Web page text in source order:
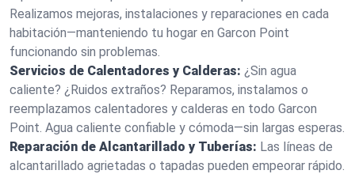
Realizamos mejoras, instalaciones y reparaciones en cada
habitación—manteniendo tu hogar en Garcon Point
funcionando sin problemas.
Servicios de Calentadores y Calderas: ¿Sin agua
caliente? ¿Ruidos extraños? Reparamos, instalamos o
reemplazamos calentadores y calderas en todo Garcon
Point. Agua caliente confiable y cómoda—sin largas esperas.
Reparación de Alcantarillado y Tuberías: Las líneas de
alcantarillado agrietadas o tapadas pueden empeorar rápido.